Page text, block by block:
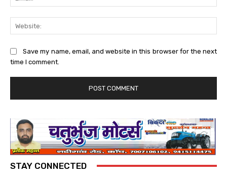
Save my name, email, and website in this browser for the next
time I comment.
STAY CONNECTED